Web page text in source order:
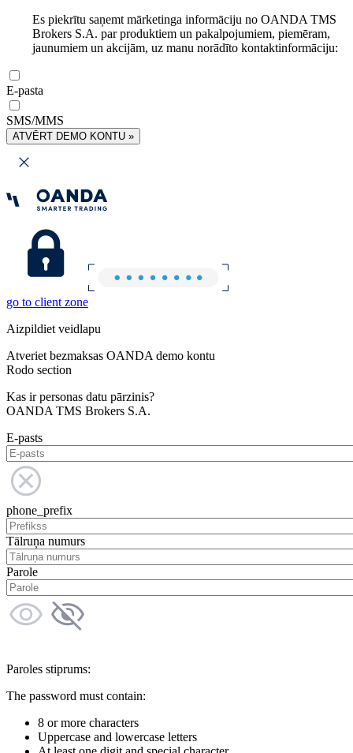
Es piekrītu saņemt mārketinga informāciju no OANDA TMS
Brokers S.A. par produktiem un pakalpojumiem, piemēram,
jaunumiem un akcijām, uz manu norādīto kontaktinformāciju:
E-pasta
SMS/MMS
ATVĒRT DEMO KONTU »
go to client zone
Aizpildiet veidlapu
Atveriet bezmaksas OANDA demo kontu
Rodo section
Kas ir personas datu pārzinis?
OANDA TMS Brokers S.A.
E-pasts
phone_prefix
Tālruņa numurs
Parole
Paroles stiprums:
The password must contain:
8 or more characters
Uppercase and lowercase letters